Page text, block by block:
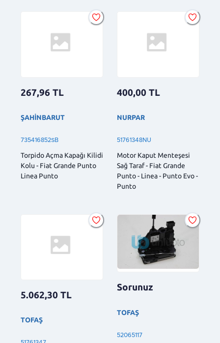
267,96 TL
ŞAHİNBARUT
735416852SB
Torpido Açma Kapağı Kilidi
Kolu - Fiat Grande Punto
Linea Punto
400,00 TL
NURPAR
51761348NU
Motor Kaput Menteşesi
Sağ Taraf - Fiat Grande
Punto - Linea - Punto Evo -
Punto
5.062,30 TL
TOFAŞ
Sorunuz
TOFAŞ
52065117